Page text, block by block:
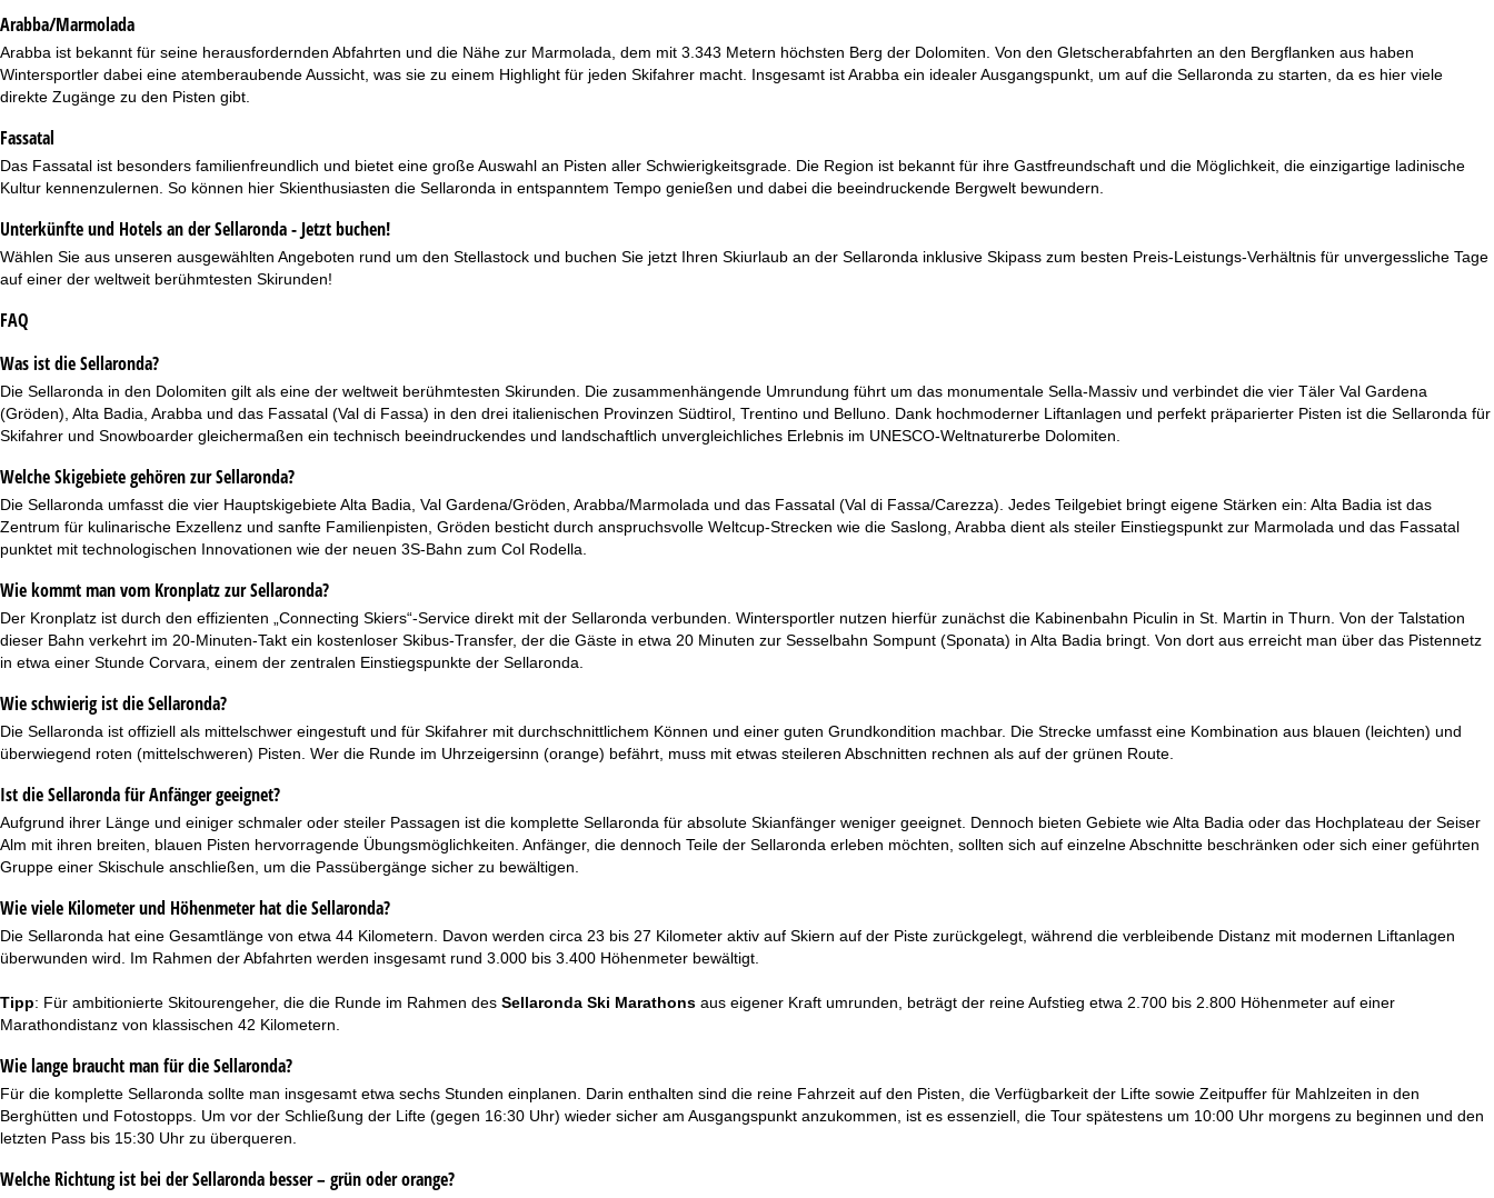
Arabba/Marmolada
Arabba ist bekannt für seine herausfordernden Abfahrten und die Nähe zur Marmolada, dem mit 3.343 Metern höchsten Berg der Dolomiten. Von den Gletscherabfahrten an den Bergflanken aus haben
Wintersportler dabei eine atemberaubende Aussicht, was sie zu einem Highlight für jeden Skifahrer macht. Insgesamt ist Arabba ein idealer Ausgangspunkt, um auf die Sellaronda zu starten, da es hier viele
direkte Zugänge zu den Pisten gibt.
Fassatal
Das Fassatal ist besonders familienfreundlich und bietet eine große Auswahl an Pisten aller Schwierigkeitsgrade. Die Region ist bekannt für ihre Gastfreundschaft und die Möglichkeit, die einzigartige ladinische
Kultur kennenzulernen. So können hier Skienthusiasten die Sellaronda in entspanntem Tempo genießen und dabei die beeindruckende Bergwelt bewundern.
Unterkünfte und Hotels an der Sellaronda - Jetzt buchen!
Wählen Sie aus unseren ausgewählten Angeboten rund um den Stellastock und buchen Sie jetzt Ihren Skiurlaub an der Sellaronda inklusive Skipass zum besten Preis-Leistungs-Verhältnis für unvergessliche Tage
auf einer der weltweit berühmtesten Skirunden!
FAQ
Was ist die Sellaronda?
Die Sellaronda in den Dolomiten gilt als eine der weltweit berühmtesten Skirunden. Die zusammenhängende Umrundung führt um das monumentale Sella-Massiv und verbindet die vier Täler Val Gardena
(Gröden), Alta Badia, Arabba und das Fassatal (Val di Fassa) in den drei italienischen Provinzen Südtirol, Trentino und Belluno. Dank hochmoderner Liftanlagen und perfekt präparierter Pisten ist die Sellaronda für
Skifahrer und Snowboarder gleichermaßen ein technisch beeindruckendes und landschaftlich unvergleichliches Erlebnis im UNESCO-Weltnaturerbe Dolomiten.
Welche Skigebiete gehören zur Sellaronda?
Die Sellaronda umfasst die vier Hauptskigebiete Alta Badia, Val Gardena/Gröden, Arabba/Marmolada und das Fassatal (Val di Fassa/Carezza). Jedes Teilgebiet bringt eigene Stärken ein: Alta Badia ist das
Zentrum für kulinarische Exzellenz und sanfte Familienpisten, Gröden besticht durch anspruchsvolle Weltcup-Strecken wie die Saslong, Arabba dient als steiler Einstiegspunkt zur Marmolada und das Fassatal
punktet mit technologischen Innovationen wie der neuen 3S-Bahn zum Col Rodella.
Wie kommt man vom Kronplatz zur Sellaronda?
Der Kronplatz ist durch den effizienten „Connecting Skiers“-Service direkt mit der Sellaronda verbunden. Wintersportler nutzen hierfür zunächst die Kabinenbahn Piculin in St. Martin in Thurn . Von der Talstation
dieser Bahn verkehrt im 20-Minuten-Takt ein kostenloser Skibus-Transfer, der die Gäste in etwa 20 Minuten zur Sesselbahn Sompunt (Sponata) in Alta Badia bringt. Von dort aus erreicht man über das Pistennetz
in etwa einer Stunde Corvara, einem der zentralen Einstiegspunkte der Sellaronda.
Wie schwierig ist die Sellaronda?
Die Sellaronda ist offiziell als mittelschwer eingestuft und für Skifahrer mit durchschnittlichem Können und einer guten Grundkondition machbar. Die Strecke umfasst eine Kombination aus blauen (leichten) und
überwiegend roten (mittelschweren) Pisten. Wer die Runde im Uhrzeigersinn (orange) befährt, muss mit etwas steileren Abschnitten rechnen als auf der grünen Route.
Ist die Sellaronda für Anfänger geeignet?
Aufgrund ihrer Länge und einiger schmaler oder steiler Passagen ist die komplette Sellaronda für absolute Skianfänger weniger geeignet. Dennoch bieten Gebiete wie Alta Badia oder das Hochplateau der Seiser
Alm mit ihren breiten, blauen Pisten hervorragende Übungsmöglichkeiten. Anfänger, die dennoch Teile der Sellaronda erleben möchten, sollten sich auf einzelne Abschnitte beschränken oder sich einer geführten
Gruppe einer Skischule anschließen, um die Passübergänge sicher zu bewältigen.
Wie viele Kilometer und Höhenmeter hat die Sellaronda?
Die Sellaronda hat eine Gesamtlänge von etwa 44 Kilometern. Davon werden circa 23 bis 27 Kilometer aktiv auf Skiern auf der Piste zurückgelegt, während die verbleibende Distanz mit modernen Liftanlagen
überwunden wird. Im Rahmen der Abfahrten werden insgesamt rund 3.000 bis 3.400 Höhenmeter bewältigt.
Tipp: Für ambitionierte Skitourengeher, die die Runde im Rahmen des Sellaronda Ski Marathons aus eigener Kraft umrunden, beträgt der reine Aufstieg etwa 2.700 bis 2.800 Höhenmeter auf einer
Marathondistanz von klassischen 42 Kilometern.
Wie lange braucht man für die Sellaronda?
Für die komplette Sellaronda sollte man insgesamt etwa sechs Stunden einplanen. Darin enthalten sind die reine Fahrzeit auf den Pisten, die Verfügbarkeit der Lifte sowie Zeitpuffer für Mahlzeiten in den
Berghütten und Fotostopps. Um vor der Schließung der Lifte (gegen 16:30 Uhr) wieder sicher am Ausgangspunkt anzukommen, ist es essenziell, die Tour spätestens um 10:00 Uhr morgens zu beginnen und den
letzten Pass bis 15:30 Uhr zu überqueren.
Welche Richtung ist bei der Sellaronda besser – grün oder orange?